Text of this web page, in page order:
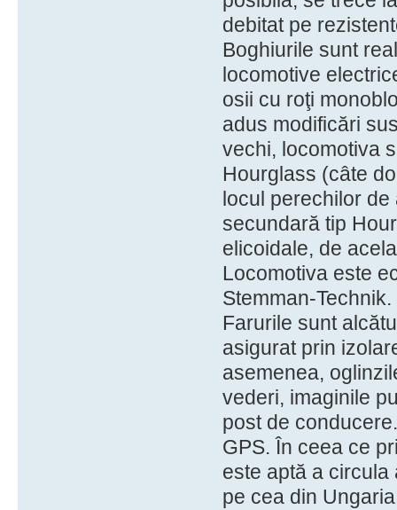
debitat pe
Boghiurile sunt
locomotive
osii cu roţi
adus modificări
vechi, locomotiva
Hourglass (câte
locul perechilor
secundară tip
elicoidale, de
Locomotiva este
Stemman-Technik.
Farurile sunt
asigurat prin
asemenea,
vederi, imaginile
post de
GPS. În ceea ce
este aptă a circula
pe cea din